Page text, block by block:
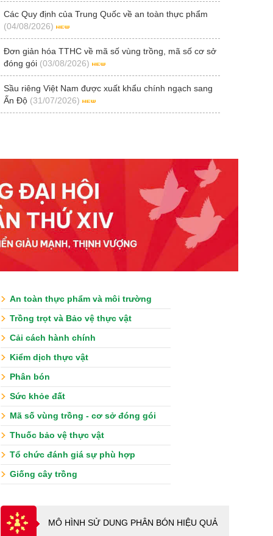
Các Quy định của Trung Quốc về an toàn thực phẩm
(04/08/2026)
Đơn giản hóa TTHC về mã số vùng trồng, mã số cơ sở
đóng gói (03/08/2026)
Sầu riêng Việt Nam được xuất khẩu chính ngạch sang
Ấn Độ (31/07/2026)
An toàn thực phẩm và môi trường
Trồng trọt và Bảo vệ thực vật
Cải cách hành chính
Kiểm dịch thực vật
Phân bón
Sức khỏe đất
Mã số vùng trồng - cơ sở đóng gói
Thuốc bảo vệ thực vật
Tổ chức đánh giá sự phù hợp
Giống cây trồng
MÔ HÌNH SỬ DUNG PHÂN BÓN HIỆU QUẢ